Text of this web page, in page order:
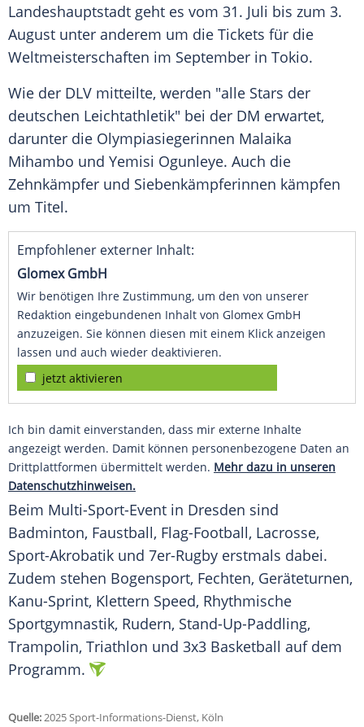
Landeshauptstadt geht es vom 31. Juli bis zum 3.
August unter anderem um die Tickets für die
Weltmeisterschaften im September in Tokio.
Wie der DLV mitteilte, werden "alle Stars der
deutschen Leichtathletik" bei der DM erwartet,
darunter die Olympiasiegerinnen Malaika
Mihambo und Yemisi Ogunleye. Auch die
Zehnkämpfer und Siebenkämpferinnen kämpfen
um Titel.
Empfohlener externer Inhalt:
Glomex GmbH
Wir benötigen Ihre Zustimmung, um den von unserer
Redaktion eingebundenen Inhalt von Glomex GmbH
anzuzeigen. Sie können diesen mit einem Klick anzeigen
lassen und auch wieder deaktivieren.
jetzt aktivieren
Ich bin damit einverstanden, dass mir externe Inhalte
angezeigt werden. Damit können personenbezogene Daten an
Drittplattformen übermittelt werden. Mehr dazu in unseren
Datenschutzhinweisen.
Beim Multi-Sport-Event in Dresden sind
Badminton, Faustball, Flag-Football, Lacrosse,
Sport-Akrobatik und 7er-Rugby erstmals dabei.
Zudem stehen Bogensport, Fechten, Geräteturnen,
Kanu-Sprint, Klettern Speed, Rhythmische
Sportgymnastik, Rudern, Stand-Up-Paddling,
Trampolin, Triathlon und 3x3 Basketball auf dem
Programm.
Quelle:2025 Sport-Informations-Dienst, Köln